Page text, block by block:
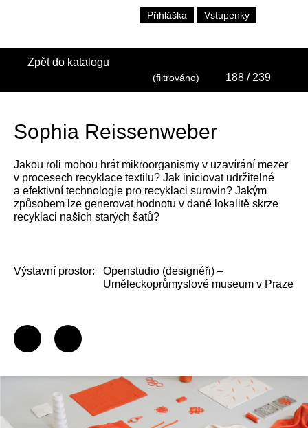
Přihláška Vstupenky
Zpět do katalogu
(filtrováno) 188 / 239
Sophia Reissenweber
Jakou roli mohou hrát mikroorganismy v uzavírání mezer
v procesech recyklace textilu? Jak iniciovat udržitelné
a efektivní technologie pro recyklaci surovin? Jakým
způsobem lze generovat hodnotu v dané lokalitě skrze
recyklaci našich starých šatů?
Výstavní prostor:
Openstudio (designéři) –
Uměleckoprůmyslové museum v Praze